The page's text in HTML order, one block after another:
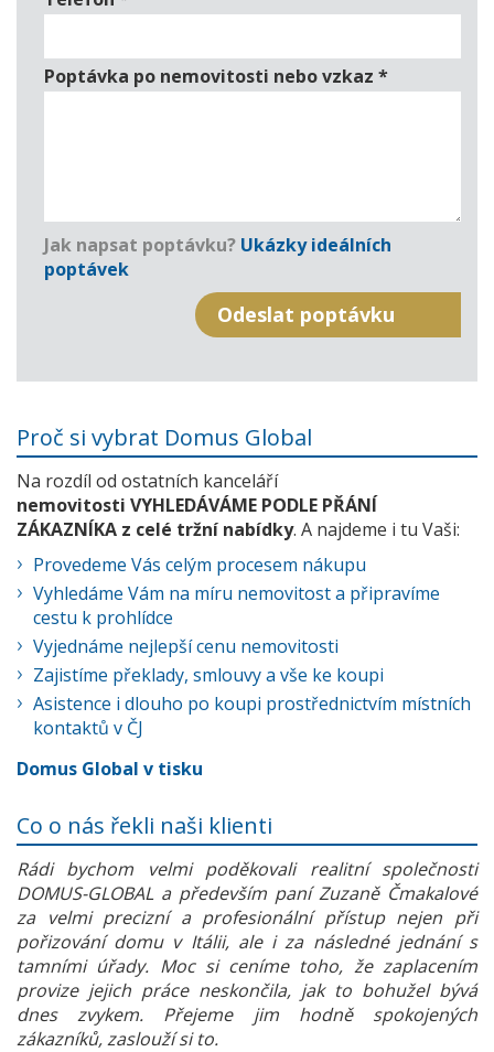
Poptávka po nemovitosti nebo vzkaz *
Jak napsat poptávku? Ukázky ideálních
poptávek
Proč si vybrat Domus Global
Na rozdíl od ostatních kanceláří
nemovitosti VYHLEDÁVÁME PODLE PŘÁNÍ
ZÁKAZNÍKA z celé tržní nabídky. A najdeme i tu Vaši:
Provedeme Vás celým procesem nákupu
Vyhledáme Vám na míru nemovitost a připravíme
cestu k prohlídce
Vyjednáme nejlepší cenu nemovitosti
Zajistíme překlady, smlouvy a vše ke koupi
Asistence i dlouho po koupi prostřednictvím místních
kontaktů v ČJ
Domus Global v tisku
Co o nás řekli naši klienti
Rádi bychom velmi poděkovali realitní společnosti
DOMUS-GLOBAL a především paní Zuzaně Čmakalové
za velmi precizní a profesionální přístup nejen při
pořizování domu v Itálii, ale i za následné jednání s
tamními úřady. Moc si ceníme toho, že zaplacením
provize jejich práce neskončila, jak to bohužel bývá
dnes zvykem. Přejeme jim hodně spokojených
zákazníků, zaslouží si to.